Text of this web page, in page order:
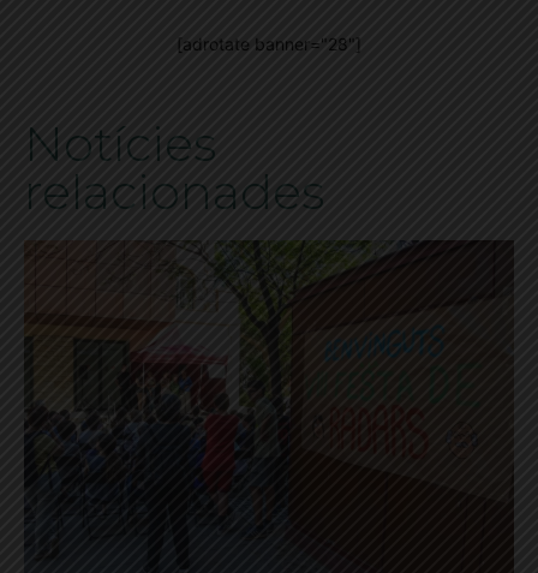
[adrotate banner="28"]
Notícies
relacionades